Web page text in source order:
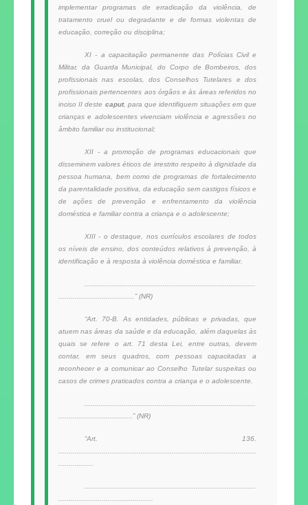
implementar programas de erradicação da violência, de
tratamento cruel ou degradante e de formas violentas de
educação, correção ou disciplina;
XI - a capacitação permanente das Polícias Civil e
Militar, da Guarda Municipal, do Corpo de Bombeiros, dos
profissionais nas escolas, dos Conselhos Tutelares e dos
profissionais pertencentes aos órgãos e às áreas referidos no
inciso II deste caput, para que identifiquem situações em que
crianças e adolescentes vivenciam violência e agressões no
âmbito familiar ou institucional;
XII - a promoção de programas educacionais que
disseminem valores éticos de irrestrito respeito à dignidade da
pessoa humana, bem como de programas de fortalecimento
da parentalidade positiva, da educação sem castigos físicos e
de ações de prevenção e enfrentamento da violência
doméstica e familiar contra a criança e o adolescente;
XIII - o destaque, nos currículos escolares de todos
os níveis de ensino, dos conteúdos relativos à prevenção, à
identificação e à resposta à violência doméstica e familiar.
...................................................................................
.....................................” (NR)
“Art. 70-B. As entidades, públicas e privadas, que
atuem nas áreas da saúde e da educação, além daquelas às
quais se refere o art. 71 desta Lei, entre outras, devem
contar, em seus quadros, com pessoas capacitadas a
reconhecer e a comunicar ao Conselho Tutelar suspeitas ou
casos de crimes praticados contra a criança e o adolescente.
...................................................................................
....................................” (NR)
“Art. 136.
................................................................................................
.................
...................................................................................
..............................................